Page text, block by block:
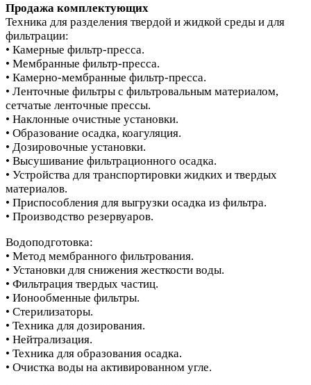
Продажа комплектующих
Техника для разделения твердой и жидкой среды и для
фильтрации:
• Камерные фильтр-пресса.
• Мембранные фильтр-пресса.
• Камерно-мембранные фильтр-пресса.
• Ленточные фильтры с фильтровальным материалом,
сетчатые ленточные прессы.
• Наклонные очистные установки.
• Образование осадка, коагуляция.
• Дозировочные установки.
• Высушивание фильтрационного осадка.
• Устройства для транспортировки жидких и твердых
материалов.
• Приспособления для выгрузки осадка из фильтра.
• Производство резервуаров.
Водоподготовка:
• Метод мембранного фильтрования.
• Установки для снижения жесткости воды.
• Фильтрация твердых частиц.
• Ионообменные фильтры.
• Стерилизаторы.
• Техника для дозирования.
• Нейтрализация.
• Техника для образования осадка.
• Очистка воды на активированном угле.